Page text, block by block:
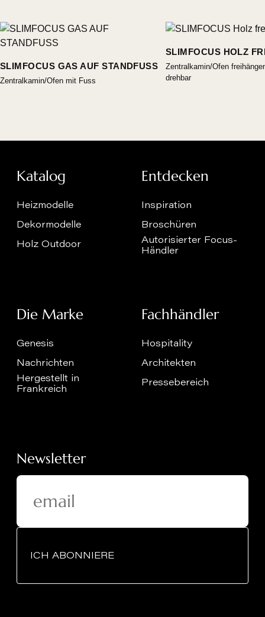
SLIMFOCUS GAS AUF STANDFUSS
Zentralkamin/Ofen mit Fuss
SLIMFOCUS HOLZ
Zentralkamin/Ofen
drehbar
Katalog
Heizmodelle
Dekormodelle
Holz Outdoor
Entdecken
Inspiration
Broschüren
Autorisierter Focus-
Händler
Die Marke
Genesis
Nachrichten
Hergestellt in
Frankreich
Fachhändler
Hospitality
Architekten
Pressebereich
Newsletter
ICH ABONNIERE